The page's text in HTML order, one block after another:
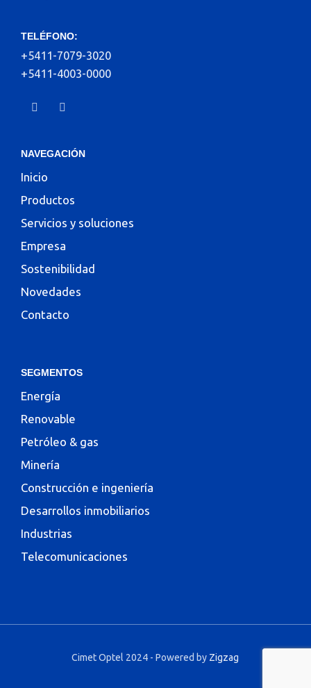
TELÉFONO:
+5411-7079-3020
+5411-4003-0000
NAVEGACIÓN
Inicio
Productos
Servicios y soluciones
Empresa
Sostenibilidad
Novedades
Contacto
SEGMENTOS
Energía
Renovable
Petróleo & gas
Minería
Construcción e ingeniería
Desarrollos inmobiliarios
Industrias
Telecomunicaciones
Cimet Optel 2024 - Powered by Zigzag